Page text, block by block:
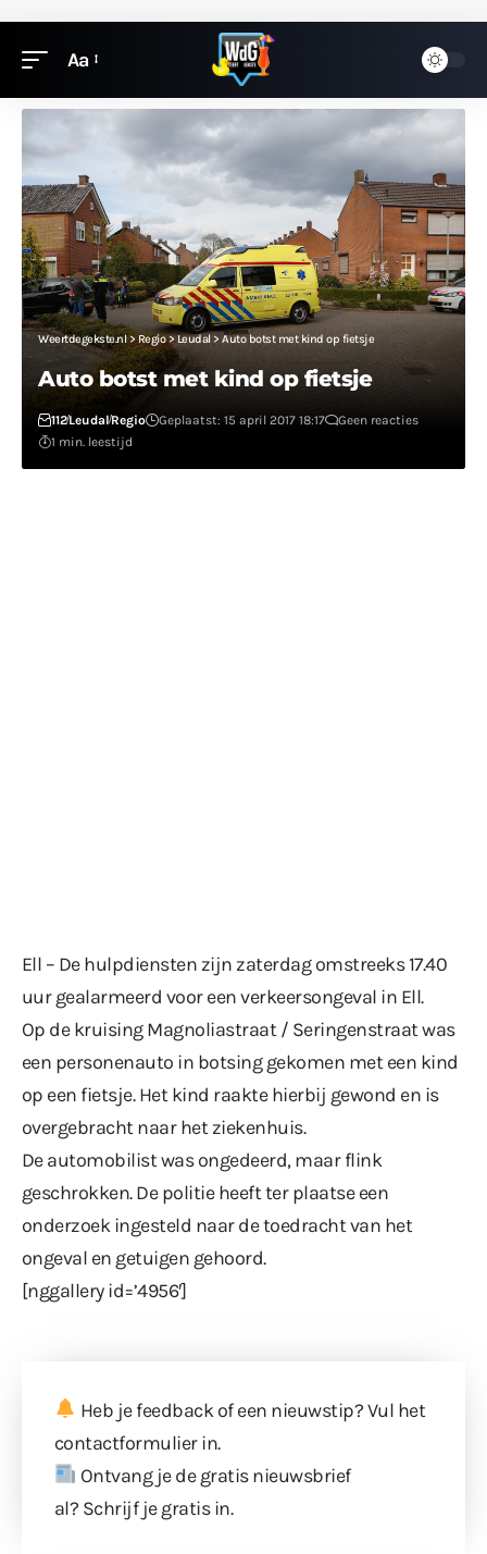
Aa
Weertdegekste.nl>Regio>Leudal> Auto botst met kind op fietsje
Auto botst met kind op fietsje
112LeudalRegio Geplaatst: 15 april 2017 18:17
Geen reacties
1 min. leestijd
Ell – De hulpdiensten zijn zaterdag omstreeks 17.40
uur gealarmeerd voor een verkeersongeval in Ell.
Op de kruising Magnoliastraat / Seringenstraat was
een personenauto in botsing gekomen met een kind
op een fietsje. Het kind raakte hierbij gewond en is
overgebracht naar het ziekenhuis.
De automobilist was ongedeerd, maar flink
geschrokken. De politie heeft ter plaatse een
onderzoek ingesteld naar de toedracht van het
ongeval en getuigen gehoord.
[nggallery id=’4956′]
Heb je feedback of een nieuwstip? Vul het
contactformulierin.
Ontvang je de gratis nieuwsbrief
al? Schrijf je gratis in.